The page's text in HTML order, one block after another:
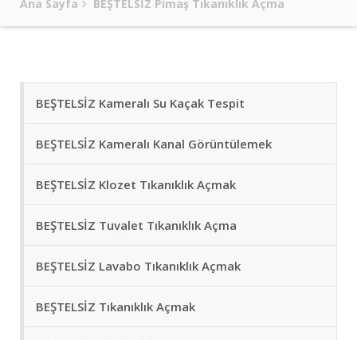
Ana Sayfa BEŞTELSİZ Pimaş Tıkanıklık Açma
BEŞTELSİZ Kameralı Su Kaçak Tespit
BEŞTELSİZ Kameralı Kanal Görüntülemek
BEŞTELSİZ Klozet Tıkanıklık Açmak
BEŞTELSİZ Tuvalet Tıkanıklık Açma
BEŞTELSİZ Lavabo Tıkanıklık Açmak
BEŞTELSİZ Tıkanıklık Açmak